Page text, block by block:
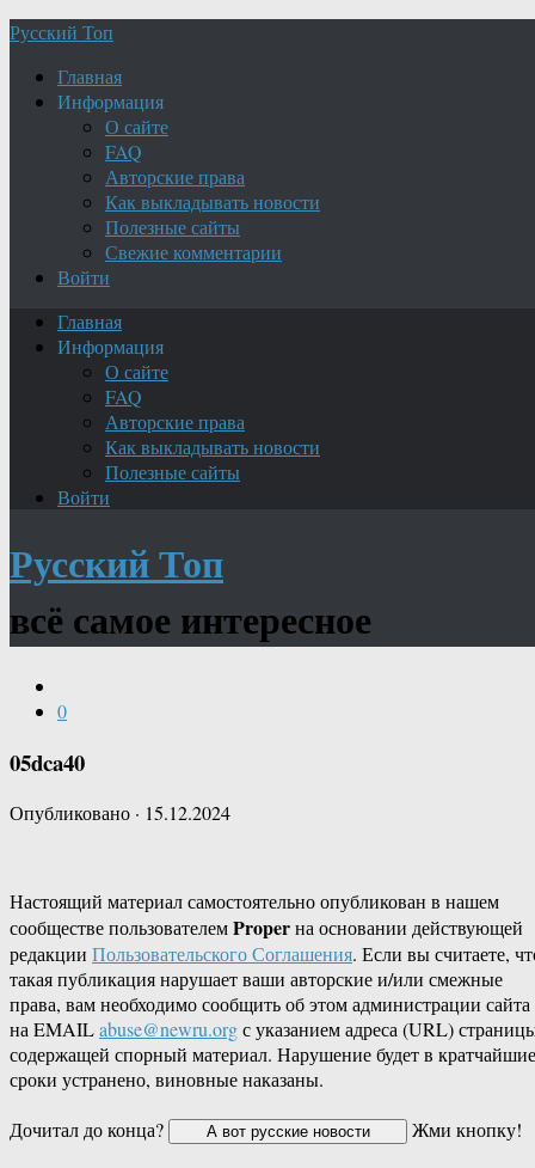
Русский Топ
Главная
Информация
О сайте
FAQ
Авторские права
Как выкладывать новости
Полезные сайты
Свежие комментарии
Войти
Главная
Информация
О сайте
FAQ
Авторские права
Как выкладывать новости
Полезные сайты
Войти
Русский Топ
всё самое интересное
0
05dca40
Опубликовано · 15.12.2024
Настоящий материал самостоятельно опубликован в нашем
сообществе пользователемProperна основании действующей
редакции Пользовательского Соглашения. Если вы считаете,
такая публикация нарушает ваши авторские и/или смежные
права, вам необходимо сообщить об этом администрации сайта
на EMAILabuse@newru.orgс указанием адреса (URL)
содержащей спорный материал. Нарушение будет в кратчайшие
сроки устранено, виновные наказаны.
Дочитал до конца?
Жми кнопку!